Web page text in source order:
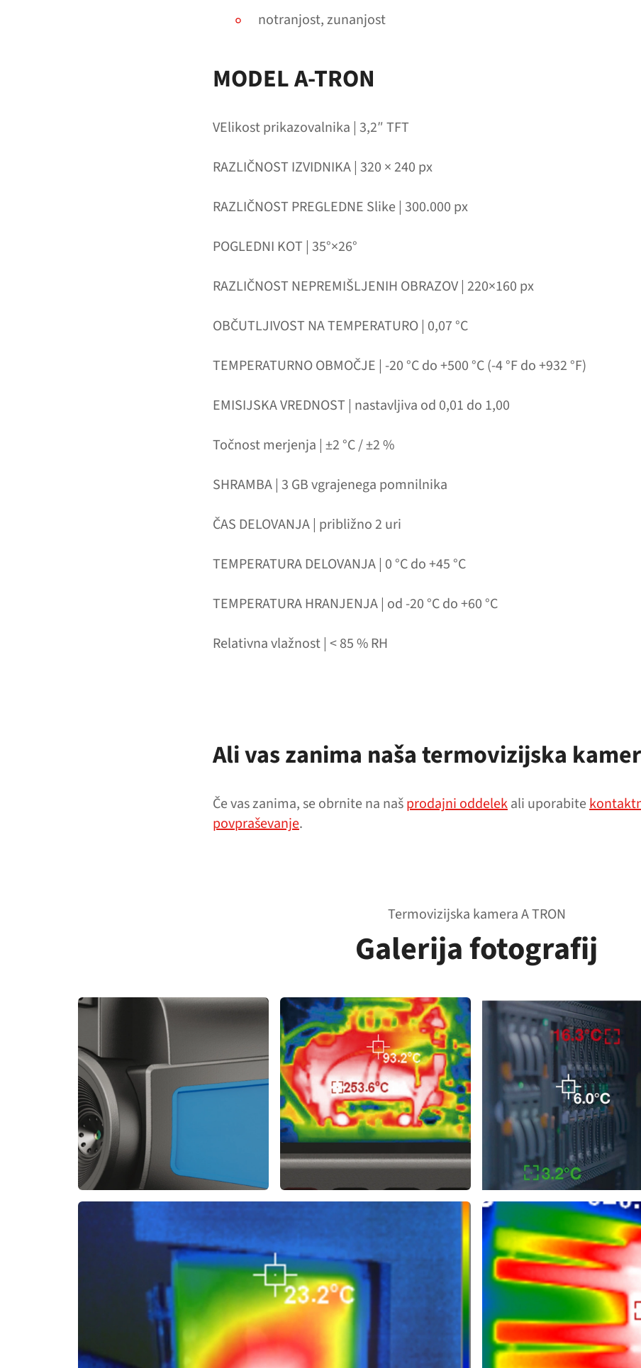
notranjost, zunanjost
MODEL A‑TRON
VElikost prikazovalnika | 3,2″ TFT
RAZLIČNOST IZVIDNIKA | 320 × 240 px
RAZLIČNOST PREGLEDNE Slike | 300.000 px
POGLEDNI KOT | 35°×26°
RAZLIČNOST NEPREMIŠLJENIH OBRAZOV | 220×160 px
OBČUTLJIVOST NA TEMPERATURO | 0,07 °C
TEMPERATURNO OBMOČJE | ‑20 °C do +500 °C (-4 °F do +932 °F)
EMISIJSKA VREDNOST | nastavljiva od 0,01 do 1,00
Točnost merjenja | ±2 °C / ±2 %
SHRAMBA | 3 GB vgrajenega pomnilnika
ČAS DELOVANJA | približno 2 uri
TEMPERATURA DELOVANJA | 0 °C do +45 °C
TEMPERATURA HRANJENJA | od ‑20 °C do +60 °C
Relativna vlažnost | < 85 % RH
Ali vas zanima naša termovizijska
Če vas zanima, se obrnite na našprodajni oddelekali uporabite
povpraševanje.
Termovizijska kamera A TRON
Galerija fotografij